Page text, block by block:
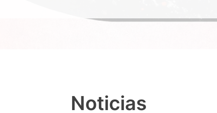
Noticias